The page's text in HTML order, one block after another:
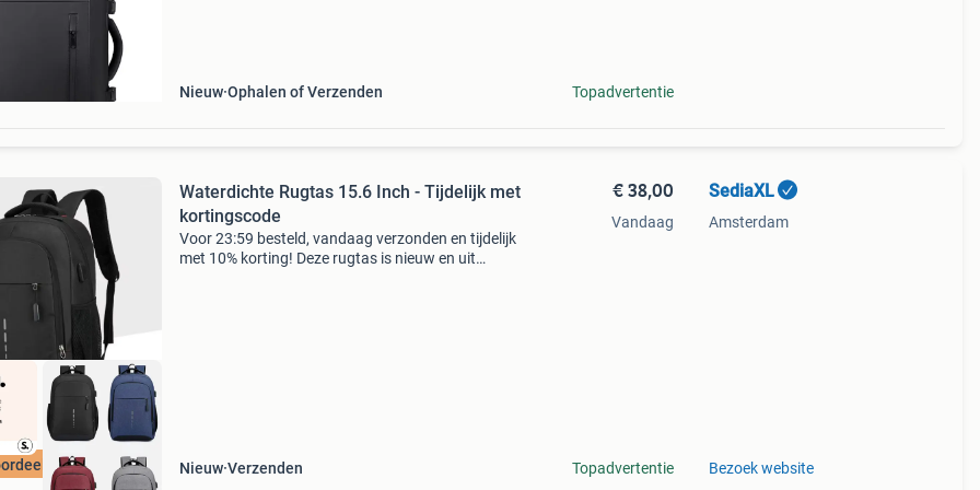
Nieuw Ophalen of Verzenden Topadvertentie
met 9+
Waterdichte Rugtas 15.6 Inch - Tijdelijk met
kortingscode
Voor 23:59 besteld, vandaag verzonden en tijdelijk
met 10% korting! Deze rugtas is nieuw en uit
Nieuw Verzenden
€ 38,00
Vandaag
Topadvertentie
SediaXL
Amsterdam
Bezoek website